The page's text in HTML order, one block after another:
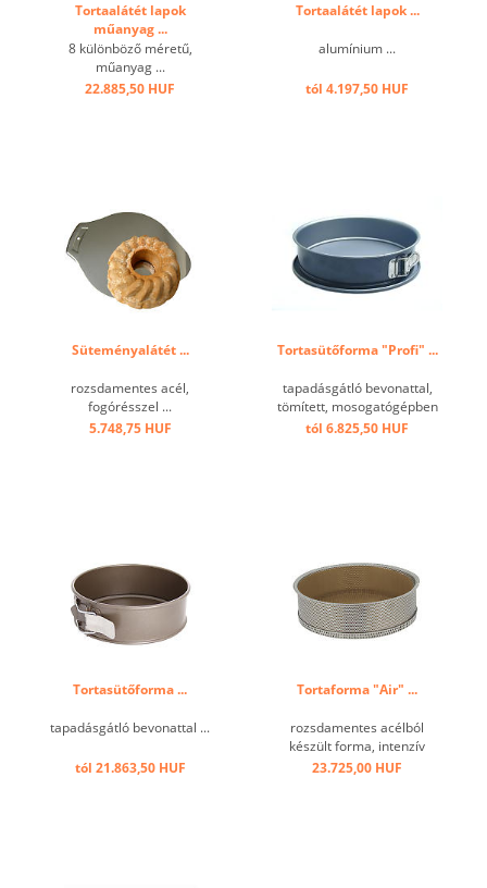
Tortaalátét lapok
műanyag ...
8 különböző méretű,
műanyag ...
22.885,50 HUF
Tortaalátét lapok ...
alumínium ...
tól 4.197,50 HUF
Süteményalátét ...
rozsdamentes acél,
fogórésszel ...
5.748,75 HUF
Tortasütőforma "Profi" ...
tapadásgátló bevonattal,
tömített, mosogatógépben
nem mosható! ...
tól 6.825,50 HUF
Tortasütőforma ...
tapadásgátló bevonattal ...
tól 21.863,50 HUF
Tortaforma "Air" ...
rozsdamentes acélból
készült forma, intenzív
professzionális használatra.
23.725,00 HUF